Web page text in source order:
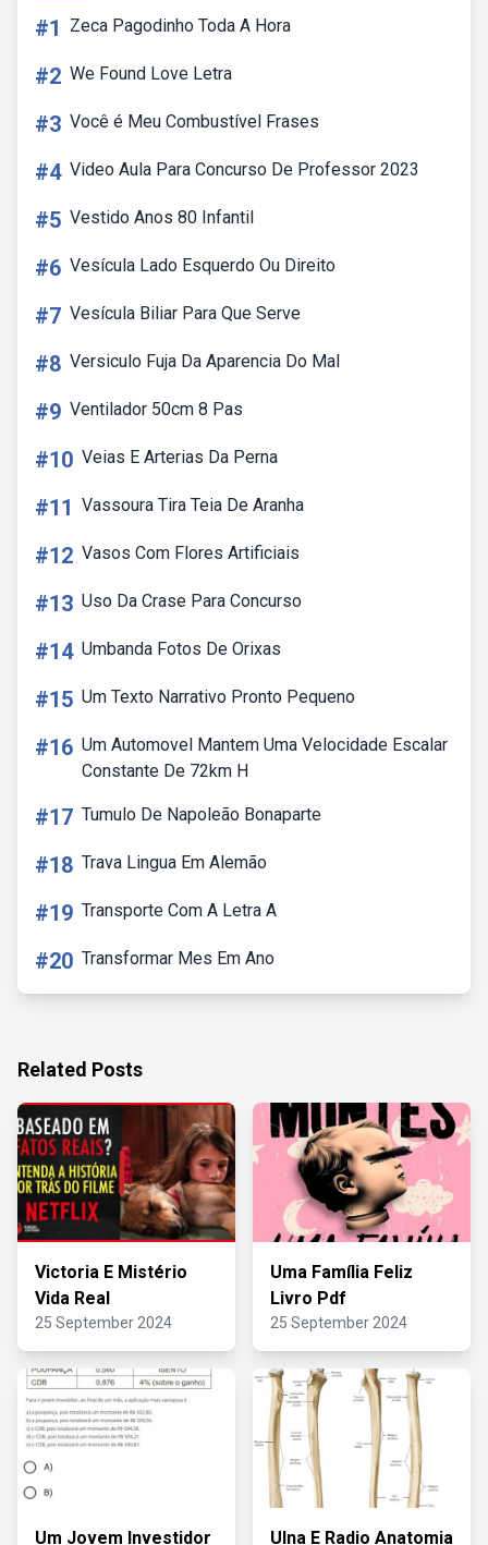
#1 Zeca Pagodinho Toda A Hora
#2 We Found Love Letra
#3 Você é Meu Combustível Frases
#4 Video Aula Para Concurso De Professor 2023
#5 Vestido Anos 80 Infantil
#6 Vesícula Lado Esquerdo Ou Direito
#7 Vesícula Biliar Para Que Serve
#8 Versiculo Fuja Da Aparencia Do Mal
#9 Ventilador 50cm 8 Pas
#10 Veias E Arterias Da Perna
#11 Vassoura Tira Teia De Aranha
#12 Vasos Com Flores Artificiais
#13 Uso Da Crase Para Concurso
#14 Umbanda Fotos De Orixas
#15 Um Texto Narrativo Pronto Pequeno
#16 Um Automovel Mantem Uma Velocidade Escalar
Constante De 72km H
#17 Tumulo De Napoleão Bonaparte
#18 Trava Lingua Em Alemão
#19 Transporte Com A Letra A
#20 Transformar Mes Em Ano
Related Posts
Victoria E Mistério
Vida Real
25 September 2024
Uma Família Feliz
Livro Pdf
25 September 2024
Um Jovem Investidor Ulna E Radio Anatomia